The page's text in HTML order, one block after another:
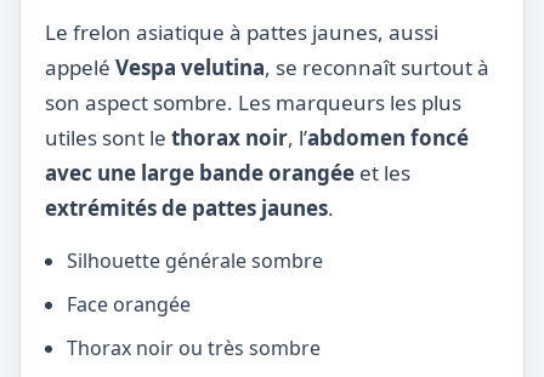
Le frelon asiatique à pattes jaunes, aussi
appelé Vespa velutina, se reconnaît surtout à
son aspect sombre. Les marqueurs les plus
utiles sont le thorax noir, l’abdomen foncé
avec une large bande orangée et les
extrémités de pattes jaunes.
Silhouette générale sombre
Face orangée
Thorax noir ou très sombre